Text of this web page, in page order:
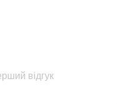
відгук